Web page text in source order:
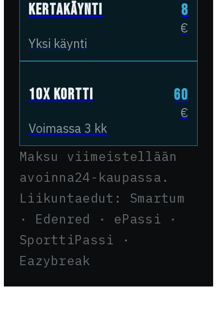
Kertakäynti
Yksi käynti
8
€
10x kortti
Voimassa 3 kk
60
€
Maksu viimeistellään
avoinna24-kaupassa.
Liikuntaedut: Smartum
· Edenred · ePassi ·
SporttiPassi ·
Eazybreak